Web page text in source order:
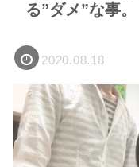
る”ダメ”な事。
2020.08.18